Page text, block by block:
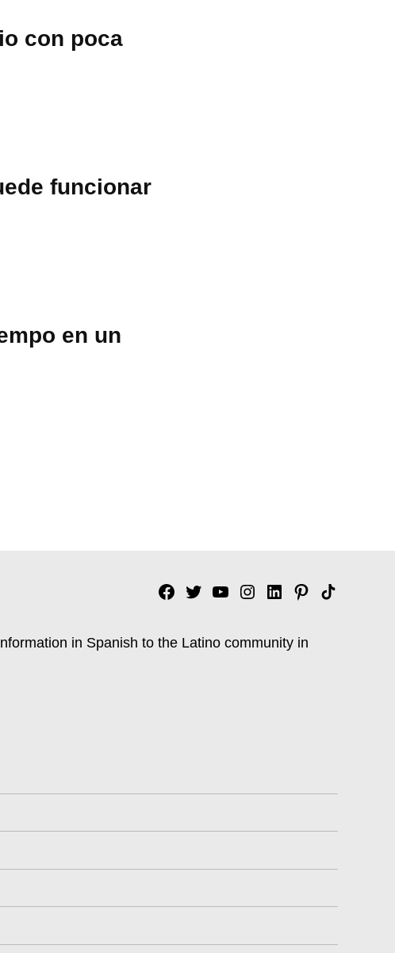
con poca
funcionar
en un
Facebook
TwitterYouTubeInstagram
Linkedin
Pinterest
Tik
in Spanish to the Latino community in